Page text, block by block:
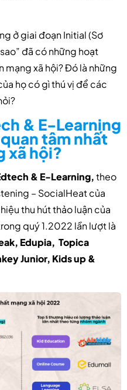
ở giai đoạn Initial (Sơ
đã có những hoạt
mạng xã hội? Đó là những
họ có gì thú vị để các
& E-Learning
tâm nhất
xã hội?
& E-Learning,theo
– SocialHeat của
thu hút thảo luận của
quý 1.2022 lần lượt là
Edupia, Topica
Junior, Kids up &